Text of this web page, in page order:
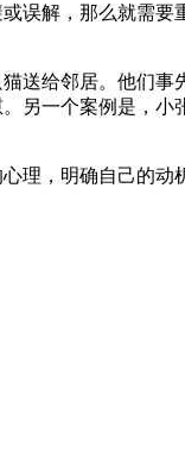
误解，那么就需
送给邻居。他们
另一个案例是，小
理，明确自己的